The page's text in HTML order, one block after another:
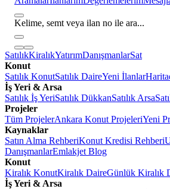
Kelime, semt veya ilan no ile ara...
SatılıkKiralıkYatırımDanışmanlarSat
Konut
Satılık KonutSatılık DaireYeni İlanlar
İş Yeri & Arsa
Satılık İş YeriSatılık DükkanSatılık Arsa
Projeler
Tüm ProjelerAnkara Konut ProjeleriYeni
Kaynaklar
Satın Alma RehberiKonut Kredisi Rehberi
DanışmanlarEmlakjet Blog
Konut
Kiralık KonutKiralık DaireGünlük Kiralık
İş Yeri & Arsa